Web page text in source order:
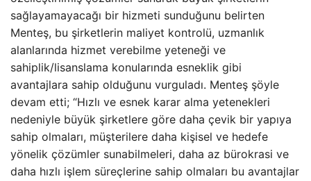
sağlayamayacağı bir hizmeti sunduğunu belirten
Menteş, bu şirketlerin maliyet kontrolü, uzmanlık
alanlarında hizmet verebilme yeteneği ve
sahiplik/lisanslama konularında esneklik gibi
avantajlara sahip olduğunu vurguladı. Menteş şöyle
devam etti; “Hızlı ve esnek karar alma yetenekleri
nedeniyle büyük şirketlere göre daha çevik bir yapıya
sahip olmaları, müşterilere daha kişisel ve hedefe
yönelik çözümler sunabilmeleri, daha az bürokrasi ve
daha hızlı işlem süreçlerine sahip olmaları bu avantajlar